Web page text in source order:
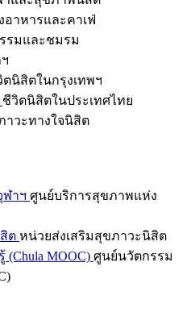
อาหารและคาเฟ่
รมและชมรม
ตนิสิตในกรุงเทพฯ
ชีวิตนิสิตในประเทศไทย
าวะทางใจนิสิต
าฯ ศูนย์บริการสุขภาพแห่ง
ต หน่วยส่งเสริมสุขภาวะนิสิต
MOOC) ศูนย์นวัตกรรม